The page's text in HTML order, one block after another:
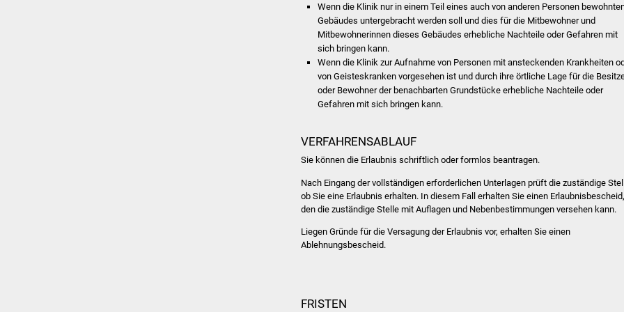
Wenn die Klinik nur in einem Teil eines auch von anderen Personen
Gebäudes untergebracht werden soll und dies für die Mitbewohner und
Mitbewohnerinnen dieses Gebäudes erhebliche Nachteile oder Gefahren mit
sich bringen kann.
Wenn die Klinik zur Aufnahme von Personen mit ansteckenden Krankheiten
von Geisteskranken vorgesehen ist und durch ihre örtliche Lage für die
oder Bewohner der benachbarten Grundstücke erhebliche Nachteile oder
Gefahren mit sich bringen kann.
VERFAHRENSABLAUF
Sie können die Erlaubnis schriftlich oder formlos beantragen.
Nach Eingang der vollständigen erforderlichen Unterlagen prüft die zuständige
ob Sie eine Erlaubnis erhalten. In diesem Fall erhalten Sie einen Erlaubnisbescheid,
den die zuständige Stelle mit Auflagen und Nebenbestimmungen versehen kann.
Liegen Gründe für die Versagung der Erlaubnis vor, erhalten Sie einen
Ablehnungsbescheid.
FRISTEN